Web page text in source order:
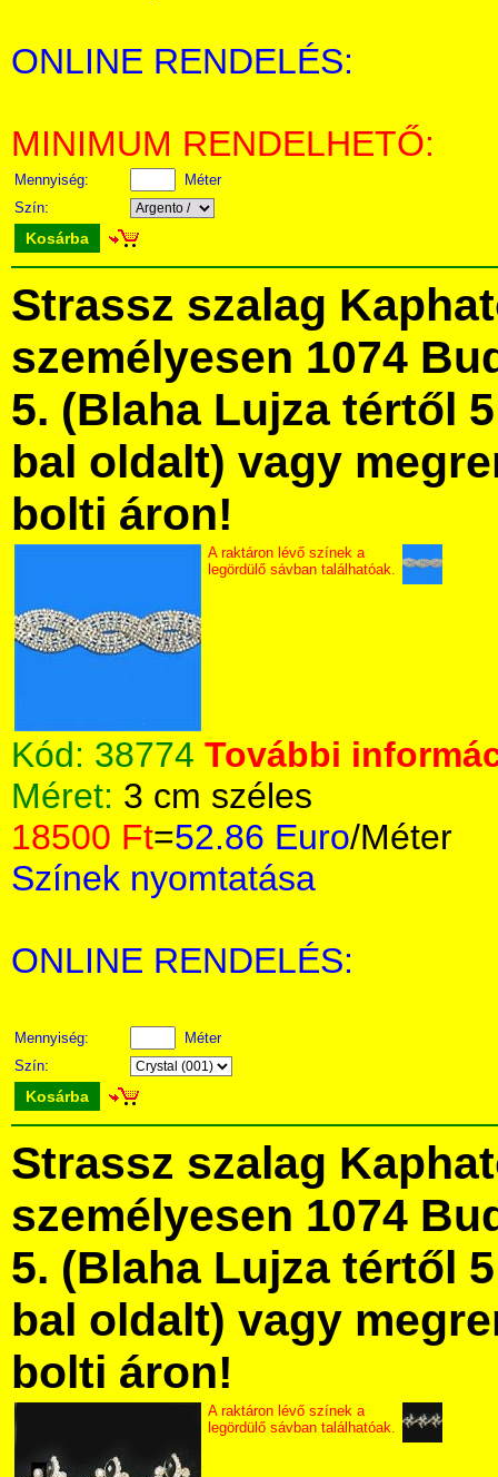
ONLINE RENDELÉS:
MINIMUM RENDELHETŐ:
Mennyiség:
Méter
Szín:
Kosárba
Strassz szalag
személyesen 1074
5. (Blaha Lujza tértől
bal oldalt) vagy
bolti áron!
A raktáron lévő színek a
legördülő sávban találhatóak.
Kód: 38774 További
Méret: 3 cm széles
18500 Ft=52.86 Euro/Méter
Színek nyomtatása
ONLINE RENDELÉS:
Mennyiség:
Méter
Szín:
Kosárba
Strassz szalag
személyesen 1074
5. (Blaha Lujza tértől
bal oldalt) vagy
bolti áron!
A raktáron lévő színek a
legördülő sávban találhatóak.